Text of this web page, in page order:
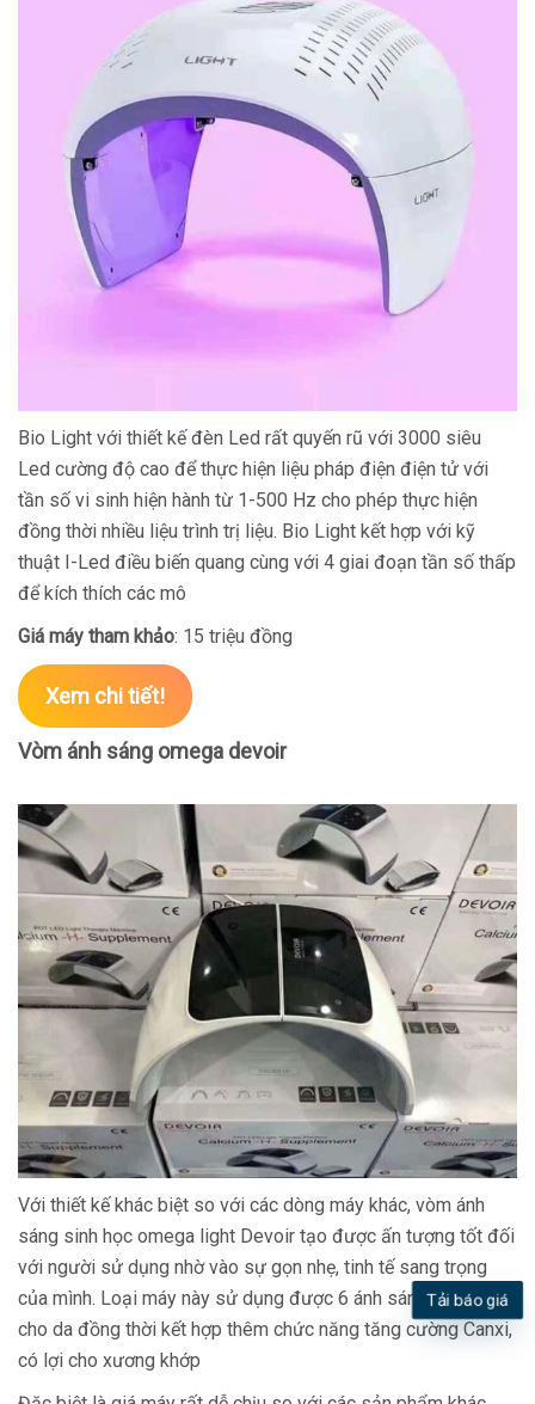
Bio Light với thiết kế đèn Led rất quyến rũ với 3000 siêu
Led cường độ cao để thực hiện liệu pháp điện điện tử với
tần số vi sinh hiện hành từ 1-500 Hz cho phép thực hiện
đồng thời nhiều liệu trình trị liệu. Bio Light kết hợp với kỹ
thuật I-Led điều biến quang cùng với 4 giai đoạn tần số thấp
để kích thích các mô
Giá máy tham khảo: 15 triệu đồng
Xem chi tiết!
Vòm ánh sáng omega devoir
Với thiết kế khác biệt so với các dòng máy khác, vòm ánh
sáng sinh học omega light Devoir tạo được ấn tượng tốt đối
với người sử dụng nhờ vào sự gọn nhẹ, tinh tế sang trọng
của mình. Loại máy này sử dụng được 6 ánh sáng màu tốt
cho da đồng thời kết hợp thêm chức năng tăng cường Canxi,
có lợi cho xương khớp
Tải báo giá